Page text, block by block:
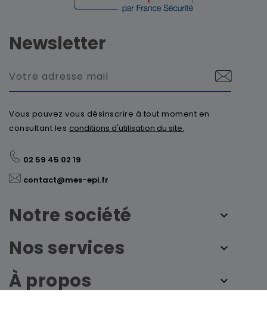
Newsletter
Vous pouvez vous désinscrire à tout moment en
consultant les conditions d'utilisation du site.
02 59 45 02 19
contact@mes-epi.fr
Notre société
Nos services
À propos